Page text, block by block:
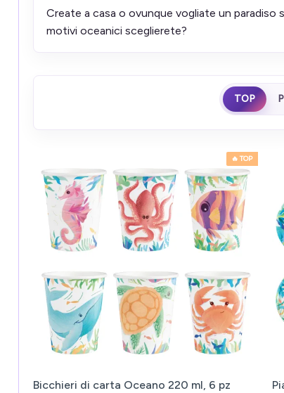
Create a casa o ovunque vogliate un
motivi oceanici sceglierete?
TOP
🔥 TOP
Bicchieri di carta Oceano 220 ml, 6 pz